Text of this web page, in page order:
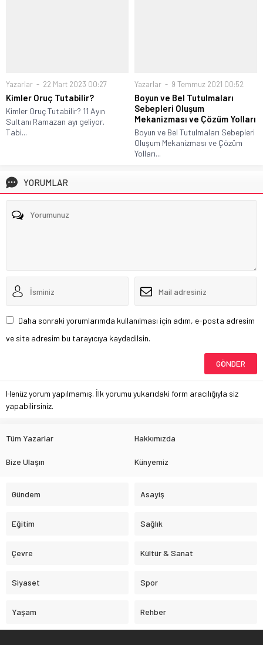
Yazarlar 22 Mart 2023 00:27
Kimler Oruç Tutabilir?
Kimler Oruç Tutabilir? 11 Ayın
Sultanı Ramazan ayı geliyor.
Tabi...
Yazarlar 9 Temmuz 2021 00:52
Boyun ve Bel Tutulmaları
Sebepleri Oluşum
Mekanizması ve Çözüm Yolları
Boyun ve Bel Tutulmaları Sebepleri
Oluşum Mekanizması ve Çözüm
Yolları...
YORUMLAR
Daha sonraki yorumlarımda kullanılması için adım, e-posta adresim
ve site adresim bu tarayıcıya kaydedilsin.
Henüz yorum yapılmamış. İlk yorumu yukarıdaki form aracılığıyla siz
yapabilirsiniz.
Tüm Yazarlar Hakkımızda
Bize Ulaşın Künyemiz
Gündem Asayiş
Eğitim Sağlık
Çevre Kültür & Sanat
Siyaset Spor
Yaşam Rehber